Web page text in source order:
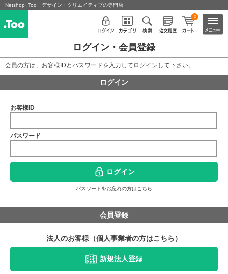
Netshop .Too デザイン・クリエイティブの専門店
0
ログイン・会員登録
会員の方は、お客様IDとパスワードを入力してログインして下さい。
ログイン
お客様ID
パスワード
ログイン
パスワードをお忘れの方はこちら
会員登録
法人のお客様（個人事業者の方はこちら）
新規法人登録